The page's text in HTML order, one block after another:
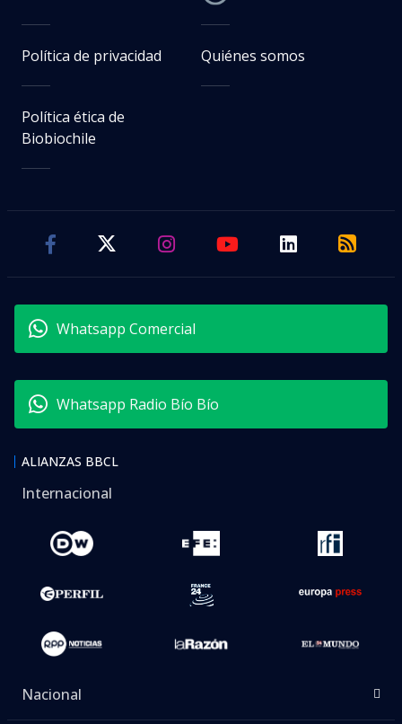
Política de privacidad Quiénes somos
Política ética de
Biobiochile
Whatsapp Comercial
Whatsapp Radio Bío Bío
ALIANZAS BBCL
Internacional
Nacional